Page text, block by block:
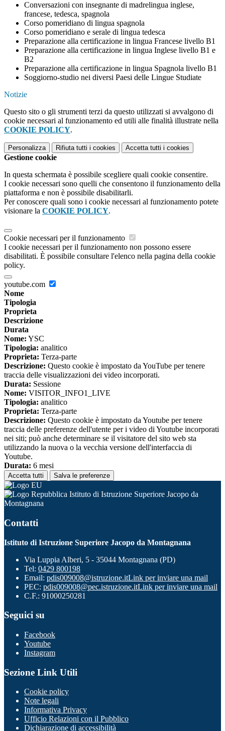
Conversazioni con insegnante di madrelingua inglese,
francese, tedesca, spagnola
Corso pomeridiano di lingua spagnola
Corso pomeridiano e serale di lingua tedesca
Preparazione alla certificazione in lingua Francese livello B1
Preparazione alla certificazione in lingua Inglese livello B1 e
B2
Preparazione alla certificazione in lingua Spagnola livello B1
Soggiorno-studio nei diversi Paesi delle Lingue Studiate
Notizie
Questo sito o gli strumenti terzi da questo utilizzati si avvalgono di
cookie necessari al funzionamento ed utili alle finalità illustrate nella
COOKIE POLICY.
Personalizza Rifiuta tutti i cookies Accetta tutti i cookies
Gestione cookie
In questa schermata è possibile scegliere quali cookie consentire.
I cookie necessari sono quelli che consentono il funzionamento della
piattaforma e non è possibile disabilitarli.
Per conoscere quali sono i cookie necessari al funzionamento potete
visionare la COOKIE POLICY.
Cookie necessari per il funzionamento
I cookie necessari per il funzionamento non possono essere
disabilitati. È possibile consultare l'elenco nella pagina della cookie
policy.
youtube.com
Nome
Tipologia
Proprieta
Descrizione
Durata
Nome: YSC
Tipologia: analitico
Proprieta: Terza-parte
Descrizione: Questo cookie è impostato da YouTube per tenere
traccia delle visualizzazioni dei video incorporati.
Durata: Sessione
Nome: VISITOR_INFO1_LIVE
Tipologia: analitico
Proprieta: Terza-parte
Descrizione: Questo cookie è impostato da Youtube per tenere
traccia delle preferenze dell'utente per i video di Youtube incorporati
nei siti; può anche determinare se il visitatore del sito web sta
utilizzando la nuova o la vecchia versione dell'interfaccia di
Youtube.
Durata: 6 mesi
Accetta tutti Salva le preferenze
Istituto di Istruzione Superiore Jacopo da
Montagnana
Contatti
Istituto di Istruzione Superiore Jacopo da Montagnana
Via Luppia Alberi, 5 - 35044 Montagnana (PD)
Tel: 0429 800198
Email: pdis009008@istruzione.itLink per inviare una mail
PEC: pdis009008@pec.istruzione.itLink per inviare una mail
C.F.: 91000250281
Seguici su
Facebook
Youtube
Instagram
Sezione Link Utili
Cookie policy
Note legali
Informativa Privacy
Ufficio Relazioni con il Pubblico
Dichiarazione di accessibilità